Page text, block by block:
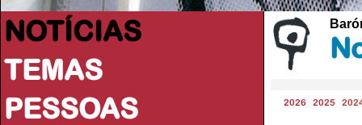
NOTÍCIAS
TEMAS
PESSOAS
2026 2025